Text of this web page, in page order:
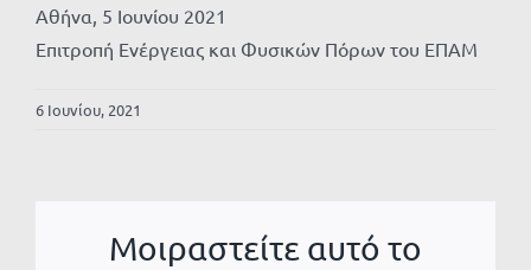
Αθήνα, 5 Ιουνίου 2021
Επιτροπή Ενέργειας και Φυσικών Πόρων του ΕΠΑΜ
6 Ιουνίου, 2021
Μοιραστείτε αυτό το